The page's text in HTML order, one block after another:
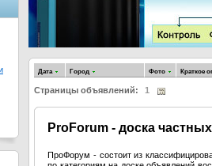
Дата Город Фото Краткое
Страницы объявлений: 1
ProForum - доска
ПроФорум - состоит из